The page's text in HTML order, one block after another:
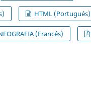
HTML (Portugués)
(Francés)